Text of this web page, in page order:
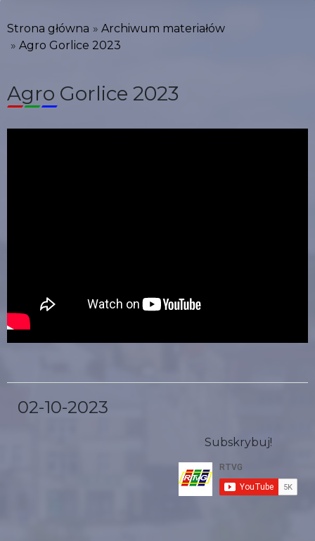
Strona główna
Archiwum materiałów
Agro Gorlice 2023
Agro Gorlice 2023
02-10-2023
Subskrybuj!